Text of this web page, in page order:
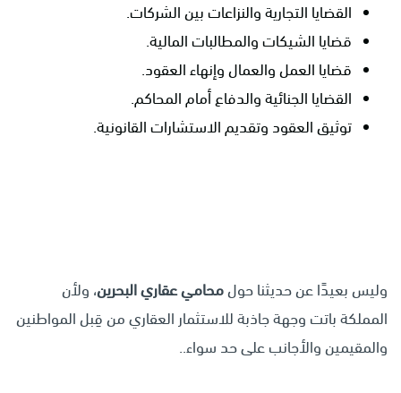
القضايا التجارية والنزاعات بين الشركات.
قضايا الشيكات والمطالبات المالية.
قضايا العمل والعمال وإنهاء العقود.
القضايا الجنائية والدفاع أمام المحاكم.
توثيق العقود وتقديم الاستشارات القانونية.
وليس بعيدًا عن حديثنا حولمحامي عقاري البحرين، ولأن
المملكة باتت وجهة جاذبة للاستثمار العقاري من قِبل المواطنين
والمقيمين والأجانب على حد سواء..